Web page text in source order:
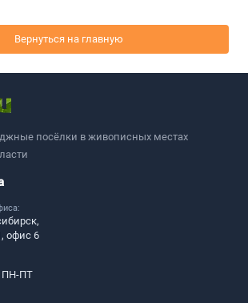
Вернуться на главную
посёлки в живописных местах
офис 6
ПН-ПТ